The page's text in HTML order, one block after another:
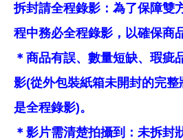
拆封請全程錄影：為了保障雙
程中務必全程錄影，以確保商
＊商品有誤、數量短缺、瑕疵
影(從外包裝紙箱未開封的完
是全程錄影)。
＊影片需清楚拍攝到：未拆封